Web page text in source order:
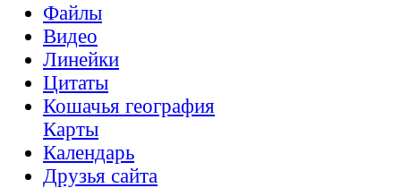
Файлы
Видео
Линейки
Цитаты
Кошачья география
Карты
Календарь
Друзья сайта